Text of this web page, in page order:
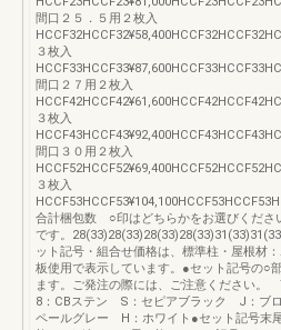
間口２５．５用２枚入
３枚入
間口２７用２枚入
３枚入
間口３０用２枚入
３枚入
合計梱包数 ○印はどちらかをお選びくださ
です。
ット記号・組合せ価格は、標準柱・屋根材
板使用で表示しています。●セット記号の○
ます。ご発注の際には、ご注意ください
8：CBステン S：セピアブラック J：ブ
ペールグレー H：ホワイト●セット記号末